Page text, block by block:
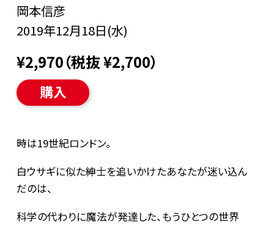
岡本信彦
2019年12月18日(水)
¥2,970（税抜 ¥2,700）
購入
時は19世紀ロンドン。
白ウサギに似た紳士を追いかけたあなたが迷い込ん
だのは、
科学の代わりに魔法が発達した、もうひとつの世界――